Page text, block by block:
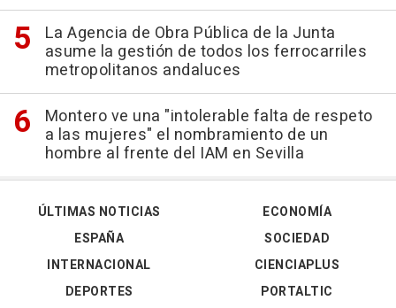
La Agencia de Obra Pública de la Junta
asume la gestión de todos los ferrocarriles
metropolitanos andaluces
Montero ve una "intolerable falta de respeto
a las mujeres" el nombramiento de un
hombre al frente del IAM en Sevilla
ÚLTIMAS NOTICIAS
ESPAÑA
INTERNACIONAL
DEPORTES
ECONOMÍA
SOCIEDAD
CIENCIAPLUS
PORTALTIC